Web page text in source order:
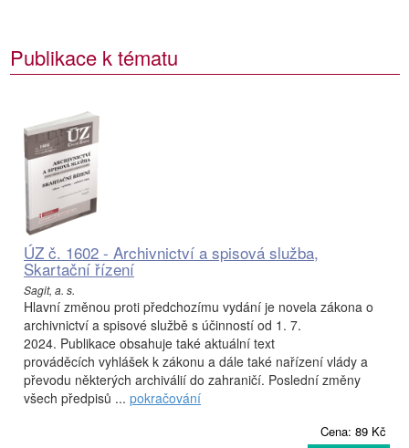
Publikace k tématu
ÚZ č. 1602 - Archivnictví a spisová služba,
Skartační řízení
Sagit, a. s.
Hlavní změnou proti předchozímu vydání je novela zákona o
archivnictví a spisové službě s účinností od 1. 7.
2024. Publikace obsahuje také aktuální text
prováděcích vyhlášek k zákonu a dále také nařízení vlády a
převodu některých archiválií do zahraničí. Poslední změny
všech předpisů ... pokračování
Cena: 89 Kč